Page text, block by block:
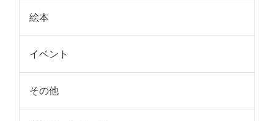
絵本
イベント
その他